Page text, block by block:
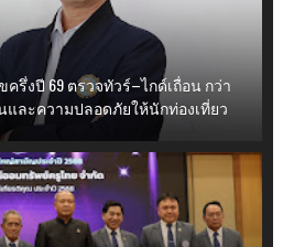
รึ่งปี 69 ตรวจทัวร์–ไกด์เถื่อน กว่า
และความปลอดภัยให้นักท่องเที่ยว